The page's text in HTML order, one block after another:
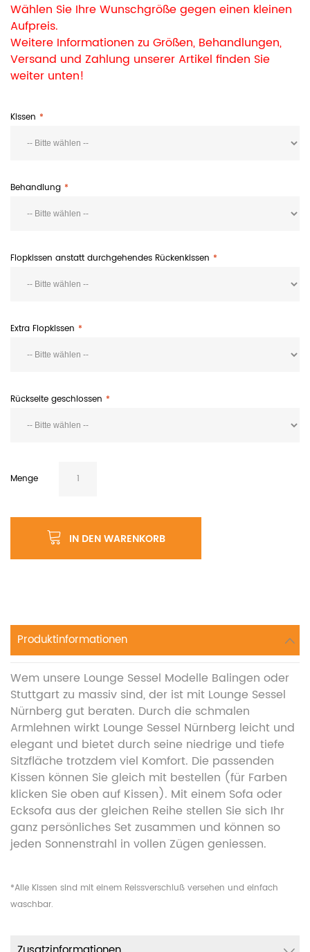
Wählen Sie Ihre Wunschgröße gegen einen kleinen
Aufpreis.
Weitere Informationen zu Größen, Behandlungen,
Versand und Zahlung unserer Artikel finden Sie
weiter unten!
Kissen
Behandlung
Flopkissen anstatt durchgehendes Rückenkissen
Extra Flopkissen
Rückseite geschlossen
Menge
IN DEN WARENKORB
Produktinformationen
Wem unsere Lounge Sessel Modelle Balingen oder
Stuttgart zu massiv sind, der ist mit Lounge Sessel
Nürnberg gut beraten. Durch die schmalen
Armlehnen wirkt Lounge Sessel Nürnberg leicht und
elegant und bietet durch seine niedrige und tiefe
Sitzfläche trotzdem viel Komfort. Die passenden
Kissen können Sie gleich mit bestellen (für Farben
klicken Sie oben auf Kissen). Mit einem Sofa oder
Ecksofa aus der gleichen Reihe stellen Sie sich Ihr
ganz persönliches Set zusammen und können so
jeden Sonnenstrahl in vollen Zügen geniessen.
*Alle Kissen sind mit einem Reissverschluß versehen und einfach
waschbar.